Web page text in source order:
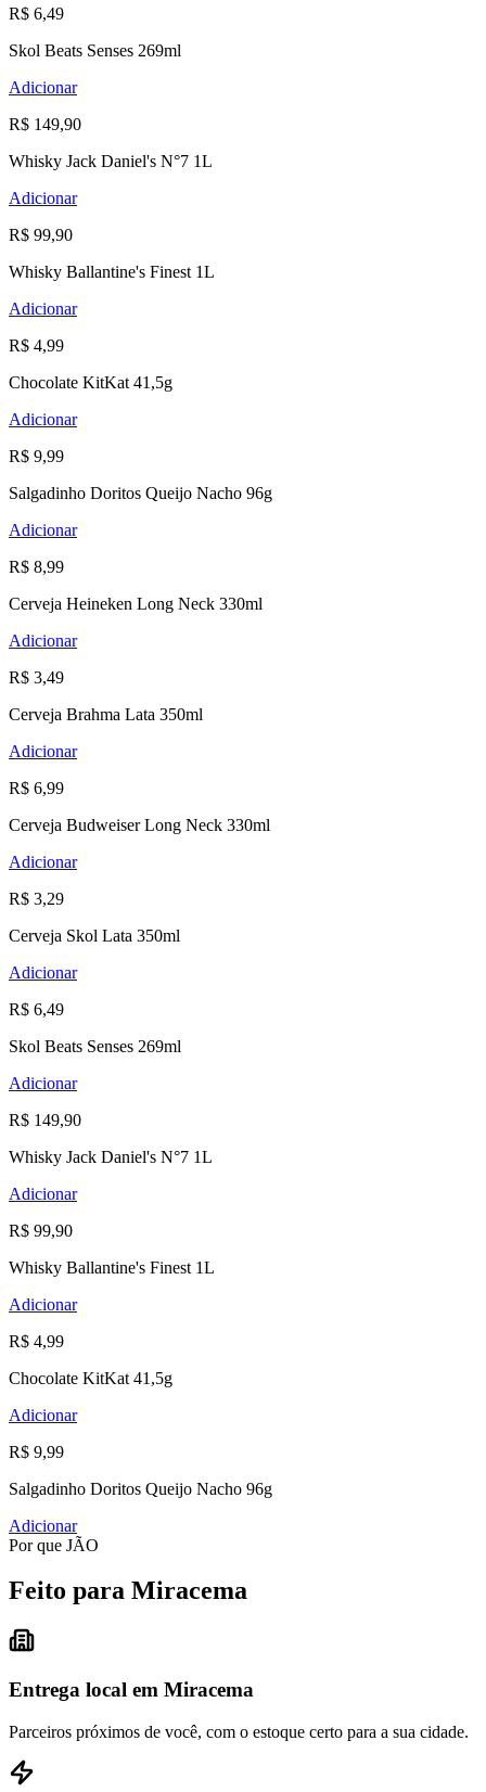
R$ 6,49
Skol Beats Senses 269ml
Adicionar
R$ 149,90
Whisky Jack Daniel's N°7 1L
Adicionar
R$ 99,90
Whisky Ballantine's Finest 1L
Adicionar
R$ 4,99
Chocolate KitKat 41,5g
Adicionar
R$ 9,99
Salgadinho Doritos Queijo Nacho 96g
Adicionar
R$ 8,99
Cerveja Heineken Long Neck 330ml
Adicionar
R$ 3,49
Cerveja Brahma Lata 350ml
Adicionar
R$ 6,99
Cerveja Budweiser Long Neck 330ml
Adicionar
R$ 3,29
Cerveja Skol Lata 350ml
Adicionar
R$ 6,49
Skol Beats Senses 269ml
Adicionar
R$ 149,90
Whisky Jack Daniel's N°7 1L
Adicionar
R$ 99,90
Whisky Ballantine's Finest 1L
Adicionar
R$ 4,99
Chocolate KitKat 41,5g
Adicionar
R$ 9,99
Salgadinho Doritos Queijo Nacho 96g
Adicionar
Por que JÃO
Feito para Miracema
Entrega local em Miracema
Parceiros próximos de você, com o estoque certo para a sua cidade.